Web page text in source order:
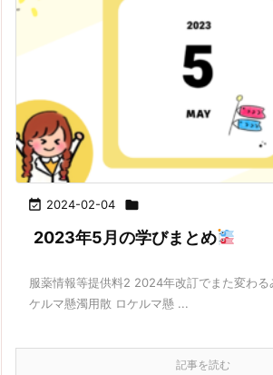
 2024-02-04 
2023年5月の学びまとめ
服薬情報等提供料2 2024年改訂でまた変わる
ケルマ懸濁用散 ロケルマ懸 ...
記事を読む